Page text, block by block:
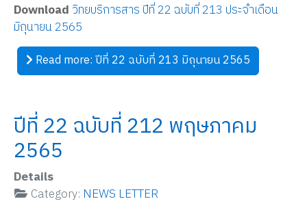
Download วิทยบริการสาร ปีที่ 22 ฉบับที่ 213 ประจำเดือน
มิถุนายน 2565
Read more: ปีที่ 22 ฉบับที่ 213 มิถุนายน 2565
ปีที่ 22 ฉบับที่ 212 พฤษภาคม
2565
Details
Category: NEWS LETTER